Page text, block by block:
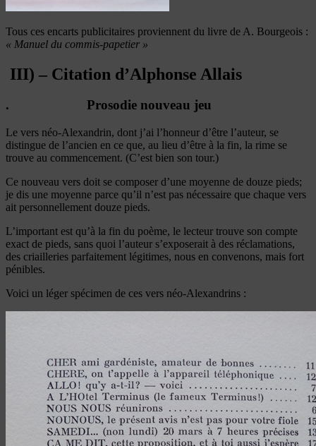
Tous ces encarts publicitaires proviennent du livre de A. Bourgeois :
« Manuel du commis-papetier »
III) – Citation d’Alphonse Allais
. Prosodie nouveau jeu
Le vers néo-Alexandrin, dont j’ai l’honneur d’être l’auteur, se
distingue de l’ancien en ce que, au lieu d’être à la fin, la rime se
trouve au commencement. (C’est bien son tour.)
Ce nouveau vers doit se composer d’une moyenne de douze pieds;
je dis une moyenne parce qu’il n’est pas nécessaire que chaque vers
ait personnellement douze pieds.
L’important est qu’à la fin du poème, le lecteur trouve son compte
exact de pieds, sans quoi l’auteur s’exposerait à des réclamations,
des criailleries parfaitement légitimes, nous en convenons, mais fort
pénibles.
Voici un léger spécimen de ces vers néo-Alexandrins :